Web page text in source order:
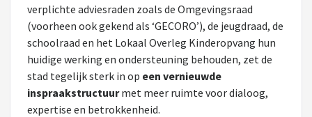
verplichte adviesraden zoals de Omgevingsraad
(voorheen ook gekend als ‘GECORO’), de jeugdraad, de
schoolraad en het Lokaal Overleg Kinderopvang hun
huidige werking en ondersteuning behouden, zet de
stad tegelijk sterk in op een vernieuwde
inspraakstructuurmet meer ruimte voor dialoog,
expertise en betrokkenheid.